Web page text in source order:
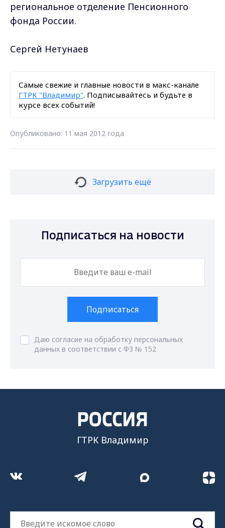
региональное отделение Пенсионного
фонда России.
Сергей Нетунаев
Самые свежие и главные новости в макс-канале
ГТРК "Владимир". Подписывайтесь и будьте в
курсе всех событий!
Опубликовано: 11 мая 2012 года
Загрузить ещё
Подписаться на новости
Подписаться
Даю согласие на обработку персональных
данных в соответствии с ФЗ № 152
ГТРК Владимир